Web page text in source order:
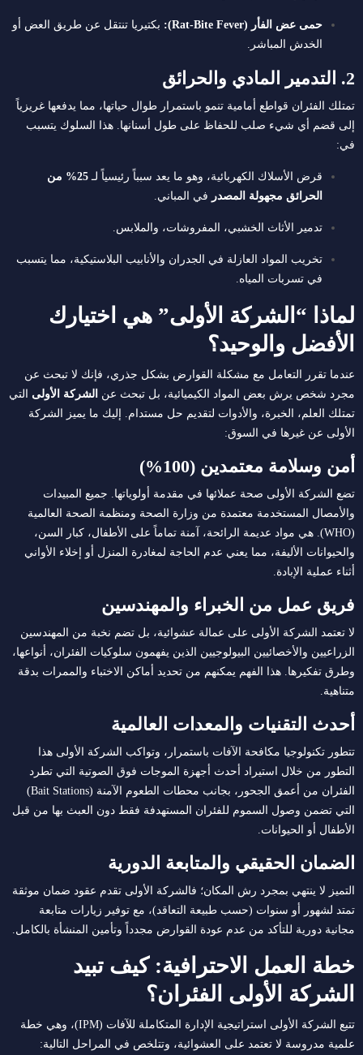
حمى عض الفأر (Rat-Bite Fever):
بكتيريا تنتقل عن طريق العض أو
الخدش المباشر.
2. التدمير المادي والحرائق
تمتلك الفئران قواطع أمامية تنمو باستمرار طوال حياتها، مما يدفعها غريزياً
إلى قضم أي شيء صلب للحفاظ على طول أسنانها. هذا السلوك يتسبب
في:
قرض الأسلاك الكهربائية، وهو ما يعد سبباً رئيسياً لـ
25% من
الحرائق مجهولة المصدر في المباني.
تدمير الأثاث الخشبي، المفروشات، والملابس.
تخريب المواد العازلة في الجدران والأنابيب البلاستيكية، مما يتسبب
في تسربات المياه.
لماذا “الشركة الأولى” هي اختيارك
الأفضل والوحيد؟
عندما تقرر التعامل مع مشكلة القوارض بشكل جذري، فإنك لا تبحث عن
مجرد شخص يرش بعض المواد الكيميائية، بل تبحث عن الشركة الأولى التي
تمتلك العلم، الخبرة، والأدوات لتقديم حل مستدام. إليك ما يميز الشركة
الأولى عن غيرها في السوق:
أمن وسلامة معتمدين (100%)
تضع الشركة الأولى صحة عملائها في مقدمة أولوياتها. جميع المبيدات
والأمصال المستخدمة معتمدة من وزارة الصحة ومنظمة الصحة العالمية
(WHO). هي مواد عديمة الرائحة، آمنة تماماً على الأطفال، كبار السن،
والحيوانات الأليفة، مما يعني عدم الحاجة لمغادرة المنزل أو إخلاء الأواني
أثناء عملية الإبادة.
فريق عمل من الخبراء والمهندسين
لا تعتمد الشركة الأولى على عمالة عشوائية، بل تضم نخبة من المهندسين
الزراعيين والأخصائيين البيولوجيين الذين يفهمون سلوكيات الفئران، أنواعها،
وطرق تفكيرها. هذا الفهم يمكنهم من تحديد أماكن الاختباء والممرات بدقة
متناهية.
أحدث التقنيات والمعدات العالمية
تتطور تكنولوجيا مكافحة الآفات باستمرار، وتواكب الشركة الأولى هذا
التطور من خلال استيراد أحدث أجهزة الموجات فوق الصوتية التي تطرد
الفئران من أعمق الجحور، بجانب محطات الطعوم الآمنة (Bait Stations)
التي تضمن وصول السموم للفئران المستهدفة فقط دون العبث بها من قبل
الأطفال أو الحيوانات.
الضمان الحقيقي والمتابعة الدورية
التميز لا ينتهي بمجرد رش المكان؛ فالشركة الأولى تقدم عقود ضمان موثقة
تمتد لشهور أو سنوات (حسب طبيعة التعاقد)، مع توفير زيارات متابعة
مجانية دورية للتأكد من عدم عودة القوارض مجدداً وتأمين المنشأة بالكامل.
خطة العمل الاحترافية: كيف تبيد
الشركة الأولى الفئران؟
تتبع الشركة الأولى استراتيجية الإدارة المتكاملة للآفات (IPM)، وهي خطة
علمية مدروسة لا تعتمد على العشوائية، وتتلخص في المراحل التالية: